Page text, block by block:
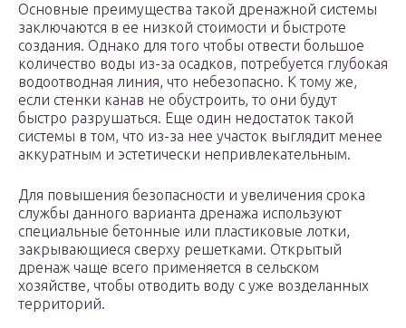
Основные преимущества такой дренажной системы
заключаются в ее низкой стоимости и быстроте
создания. Однако для того чтобы отвести большое
количество воды из-за осадков, потребуется глубокая
водоотводная линия, что небезопасно. К тому же,
если стенки канав не обустроить, то они будут
быстро разрушаться. Еще один недостаток такой
системы в том, что из-за нее участок выглядит менее
аккуратным и эстетически непривлекательным.
Для повышения безопасности и увеличения срока
службы данного варианта дренажа используют
специальные бетонные или пластиковые лотки,
закрывающиеся сверху решетками. Открытый
дренаж чаще всего применяется в сельском
хозяйстве, чтобы отводить воду с уже возделанных
территорий.